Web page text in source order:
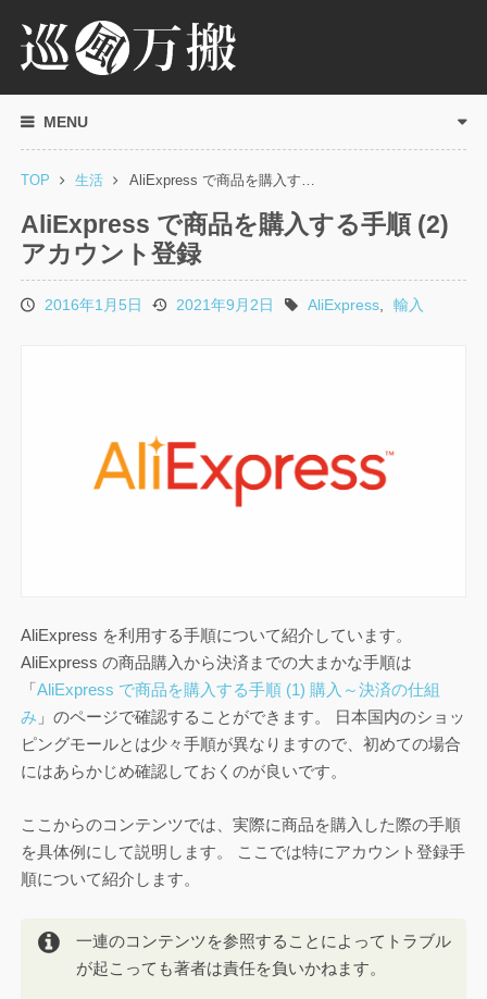
MENU
TOP 生活 AliExpress で商品を購入す…
AliExpress で商品を購入する手順 (2)
アカウント登録
投2016年1月5日
更2021年9月2日
タAliExpress, 輸入
AliExpress を利用する手順について紹介しています。
AliExpress の商品購入から決済までの大まかな手順は
「 AliExpress で商品を購入する手順 (1) 購入～決済の仕組
み 」のページで確認することができます。 日本国内のショッ
ピングモールとは少々手順が異なりますので、初めての場合
にはあらかじめ確認しておくのが良いです。
ここからのコンテンツでは、実際に商品を購入した際の手順
を具体例にして説明します。 ここでは特にアカウント登録手
順について紹介します。
一連のコンテンツを参照することによってトラブル
が起こっても著者は責任を負いかねます。